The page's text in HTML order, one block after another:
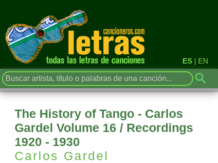
ES | EN
The History of Tango - Carlos
Gardel Volume 16 / Recordings
1920 - 1930
Carlos Gardel